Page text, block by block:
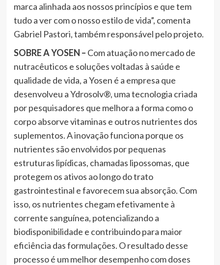
marca alinhada aos nossos princípios e que tem
tudo a ver com o nosso estilo de vida”, comenta
Gabriel Pastori, também responsável pelo projeto.
SOBRE A YOSEN – Com atuação no mercado de
nutracêuticos e soluções voltadas à saúde e
qualidade de vida, a Yosen é a empresa que
desenvolveu a Ydrosolv®, uma tecnologia criada
por pesquisadores que melhora a forma como o
corpo absorve vitaminas e outros nutrientes dos
suplementos. A inovação funciona porque os
nutrientes são envolvidos por pequenas
estruturas lipídicas, chamadas lipossomas, que
protegem os ativos ao longo do trato
gastrointestinal e favorecem sua absorção. Com
isso, os nutrientes chegam efetivamente à
corrente sanguínea, potencializando a
biodisponibilidade e contribuindo para maior
eficiência das formulações. O resultado desse
processo é um melhor desempenho com doses